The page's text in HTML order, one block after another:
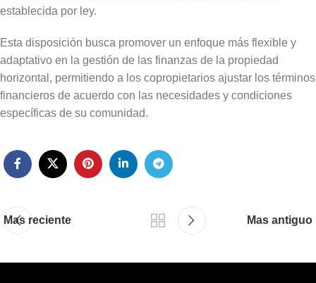
establecida por ley.
Esta disposición busca promover un enfoque más flexible y
adaptativo en la gestión de las finanzas de la propiedad
horizontal, permitiendo a los copropietarios ajustar los términos
financieros de acuerdo con las necesidades y condiciones
específicas de su comunidad.
Mas reciente Mas antiguo